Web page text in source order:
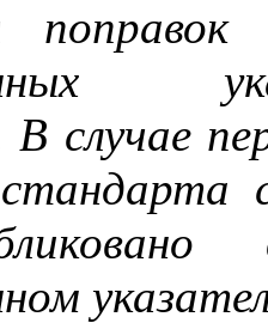
поправок
В случае
стандарта